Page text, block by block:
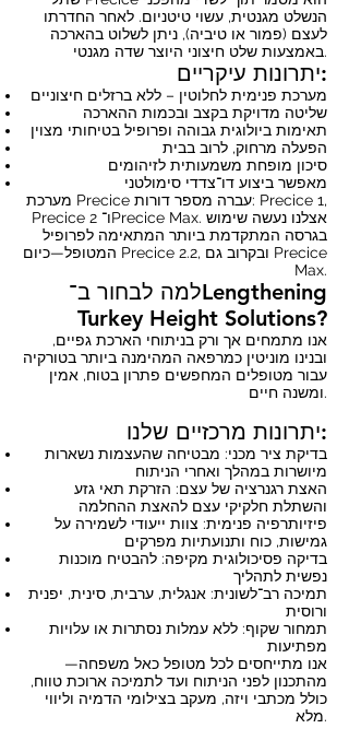
הנשלט מגנטית, עשוי טיטניום. לאחר החדרתו
לעצם (פמור או טיביה), ניתן לשלוט בהארכה
באמצעות שלט חיצוני היוצר שדה מגנטי.
יתרונות עיקריים:
מערכת פנימית לחלוטין – ללא ברזלים חיצוניים
שליטה מדויקת בקצב ובכמות ההארכה
תאימות ביולוגית גבוהה ופרופיל בטיחותי מצוין
הפעלה מרחוק, לרוב בבית
סיכון מופחת משמעותית לזיהומים
מאפשר ביצוע דו־צדדי סימולטני
מערכת Precice עברה מספר דורות: Precice 1,
Precice 2 ו־Precice Max. אצלנו נעשה שימוש
בגרסה המתקדמת ביותר המתאימה לפרופיל
המטופל—כיום Precice 2.2, ובקרוב גם Precice
Max.
למה לבחור ב־Lengthening
Turkey Height Solutions?
אנו מתמחים אך ורק בניתוחי הארכת גפיים,
ובנינו מוניטין כמרפאה המהימנה ביותר בטורקיה
עבור מטופלים המחפשים פתרון בטוח, אמין
ומשנה חיים.
יתרונות מרכזיים שלנו:
בדיקת ציר מכני: מבטיחה שהעצמות נשארות
מיושרות במהלך ואחרי הניתוח
האצת רגנרציה של עצם: הזרקת תאי גזע
והשתלת חלקיקי עצם להאצת ההחלמה
פיזיותרפיה פנימית: צוות ייעודי לשמירה על
גמישות, כוח ותנועתיות מפרקים
בדיקה פסיכולוגית מקיפה: להבטיח מוכנות
נפשית לתהליך
תמיכה רב־לשונית: אנגלית, ערבית, סינית, יפנית
ורוסית
תמחור שקוף: ללא עמלות נסתרות או עלויות
מפתיעות
אנו מתייחסים לכל מטופל כאל משפחה—
מהתכנון לפני הניתוח ועד לתמיכה ארוכת טווח,
כולל מכתבי ויזה, מעקב בצילומי הדמיה וליווי
מלא.